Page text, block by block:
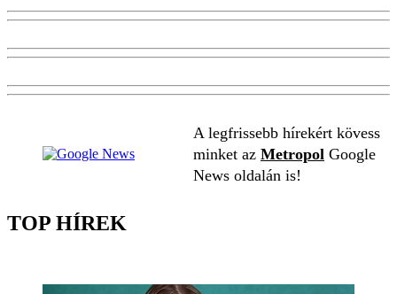
A legfrissebb hírekért kövess
minket az Metropol Google
News oldalán is!
TOP HÍREK